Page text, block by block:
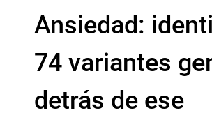
Ansiedad:
74 variantes
detrás de ese